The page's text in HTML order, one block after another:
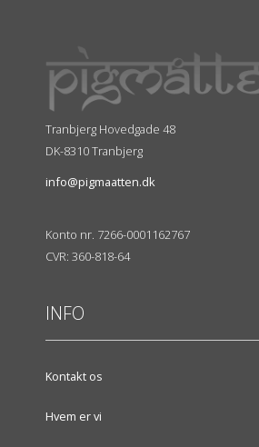
Tranbjerg Hovedgade 48
DK-8310 Tranbjerg
info@pigmaatten.dk
Konto nr. 7266-0001162767
CVR: 360-818-64
INFO
Kontakt os
Hvem er vi